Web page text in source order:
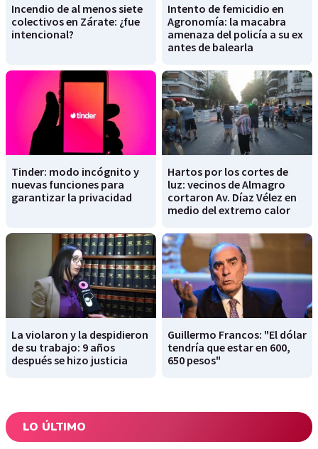
Incendio de al menos siete
colectivos en Zárate: ¿fue
intencional?
Intento de femicidio en
Agronomía: la macabra
amenaza del policía a su ex
antes de balearla
Tinder: modo incógnito y
nuevas funciones para
garantizar la privacidad
Hartos por los cortes de
luz: vecinos de Almagro
cortaron Av. Díaz Vélez en
medio del extremo calor
La violaron y la despidieron
de su trabajo: 9 años
después se hizo justicia
Guillermo Francos: "El dólar
tendría que estar en 600,
650 pesos"
LO ÚLTIMO